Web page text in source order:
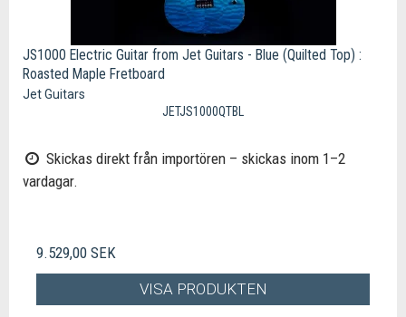
JS1000 Electric Guitar from Jet Guitars - Blue (Quilted Top) :
Roasted Maple Fretboard
Jet Guitars
JETJS1000QTBL
Skickas direkt från importören – skickas inom 1–2
vardagar.
9.529,00 SEK
VISA PRODUKTEN